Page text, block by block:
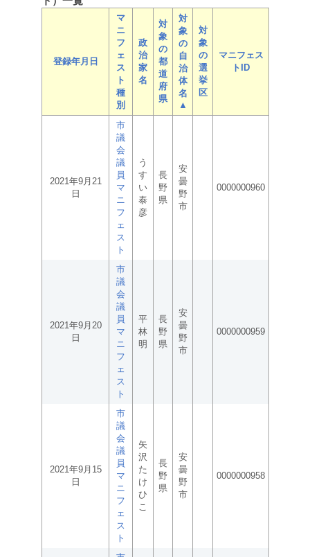
登録年月日
マ
ニ
フ
ェ
ス
ト
種
別
政
治
家
名
対
象
の
都
道
府
県
対
象
の
自
治
体
名
▲
対
象
の
選
挙
区
マニフェス
トID
2021年9月21
日
市
議
会
議
員
マ
ニ
フ
ェ
ス
ト
う
す
い
泰
彦
長
野
県
安
曇
野
市
0000000960
2021年9月20
日
市
議
会
議
員
マ
ニ
フ
ェ
ス
ト
平
林
明
長
野
県
安
曇
野
市
0000000959
2021年9月15
日
市
議
会
議
員
マ
ニ
フ
ェ
ス
ト
矢
沢
た
け
ひ
こ
長
野
県
安
曇
野
市
0000000958